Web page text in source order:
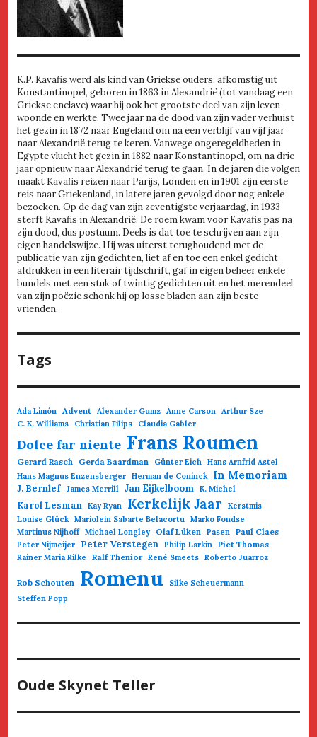
K.P. Kavafis werd als kind van Griekse ouders, afkomstig uit
Konstantinopel, geboren in 1863 in Alexandrië (tot vandaag een
Griekse enclave) waar hij ook het grootste deel van zijn leven
woonde en werkte. Twee jaar na de dood van zijn vader verhuist
het gezin in 1872 naar Engeland om na een verblijf van vijf jaar
naar Alexandrië terug te keren. Vanwege ongeregeldheden in
Egypte vlucht het gezin in 1882 naar Konstantinopel, om na drie
jaar opnieuw naar Alexandrië terug te gaan. In de jaren die volgen
maakt Kavafis reizen naar Parijs, Londen en in 1901 zijn eerste
reis naar Griekenland, in latere jaren gevolgd door nog enkele
bezoeken. Op de dag van zijn zeventigste verjaardag, in 1933
sterft Kavafis in Alexandrië. De roem kwam voor Kavafis pas na
zijn dood, dus postuum. Deels is dat toe te schrijven aan zijn
eigen handelswijze. Hij was uiterst terughoudend met de
publicatie van zijn gedichten, liet af en toe een enkel gedicht
afdrukken in een literair tijdschrift, gaf in eigen beheer enkele
bundels met een stuk of twintig gedichten uit en het merendeel
van zijn poëzie schonk hij op losse bladen aan zijn beste
vrienden.
Tags
Ada Limón Advent Alexander Gumz Anne Carson Arthur Sze
C. K. Williams
Christian Filips Claudia Gabler
Dolce far niente Frans Roumen
Gerard Rasch Gerda Baardman Günter Eich Hans Arnfrid Astel
Hans Magnus Enzensberger Herman de Coninck In Memoriam
J. Bernlef James Merrill Jan Eijkelboom K. Michel
Karol Lesman Kay Ryan Kerkelijk Jaar
Kerstmis
Louise Glück Mariolein Sabarte Belacortu Marko Fondse
Martinus Nijhoff Michael Longley Olaf Lüken Pasen Paul Claes
Peter Nijmeijer Peter Verstegen Philip Larkin Piet Thomas
Rainer Maria Rilke Ralf Thenior René Smeets Roberto Juarroz
Rob Schouten Romenu
Silke Scheuermann
Steffen Popp
Oude Skynet Teller